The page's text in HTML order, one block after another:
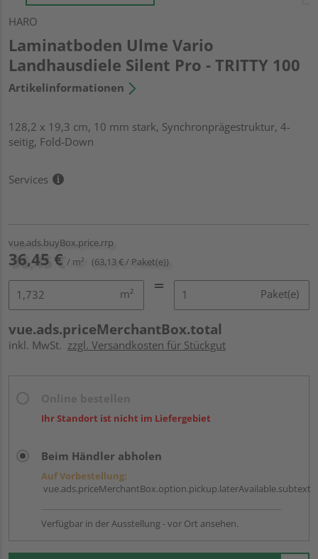
HARO
Laminatboden Ulme Vario
Landhausdiele Silent Pro - TRITTY 100
Artikelinformationen
128,2 x 19,3 cm, 10 mm stark, Synchronprägestruktur, 4-
seitig, Fold-Down
Services
vue.ads.buyBox.price.rrp
36,45 € / m² (63,13 € / Paket(e))
m² Paket(e)
vue.ads.priceMerchantBox.total
inkl. MwSt. zzgl. Versandkosten für Stückgut
Ihr Standort ist nicht im Liefergebiet
Beim Händler abholen
Auf Vorbestellung:
vue.ads.priceMerchantBox.option.pickup.laterAvailable.subtext
Verfügbar in der Ausstellung - vor Ort ansehen.